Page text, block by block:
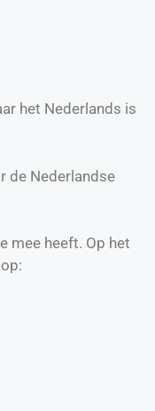
het Nederlands is
de Nederlandse
mee heeft. Op het